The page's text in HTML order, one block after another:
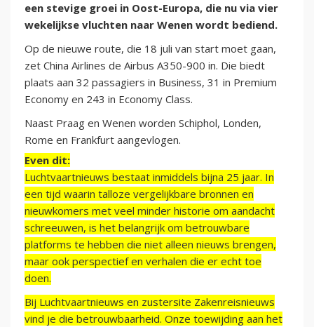
een stevige groei in Oost-Europa, die nu via vier
wekelijkse vluchten naar Wenen wordt bediend.
Op de nieuwe route, die 18 juli van start moet gaan,
zet China Airlines de Airbus A350-900 in. Die biedt
plaats aan 32 passagiers in Business, 31 in Premium
Economy en 243 in Economy Class.
Naast Praag en Wenen worden Schiphol, Londen,
Rome en Frankfurt aangevlogen.
Even dit:
Luchtvaartnieuws bestaat inmiddels bijna 25 jaar. In
een tijd waarin talloze vergelijkbare bronnen en
nieuwkomers met veel minder historie om aandacht
schreeuwen, is het belangrijk om betrouwbare
platforms te hebben die niet alleen nieuws brengen,
maar ook perspectief en verhalen die er echt toe
doen.
Bij Luchtvaartnieuws en zustersite Zakenreisnieuws
vind je die betrouwbaarheid. Onze toewijding aan het